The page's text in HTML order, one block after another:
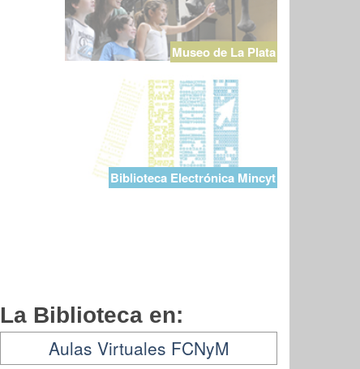
Museo de La Plata
Biblioteca Electrónica Mincyt
La Biblioteca en:
Aulas Virtuales FCNyM